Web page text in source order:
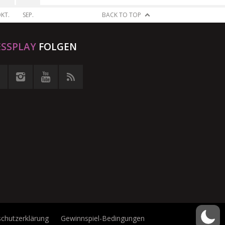
SEP. BACK TO TOP
FOLGEN
Gewinnspiel-Bedingungen